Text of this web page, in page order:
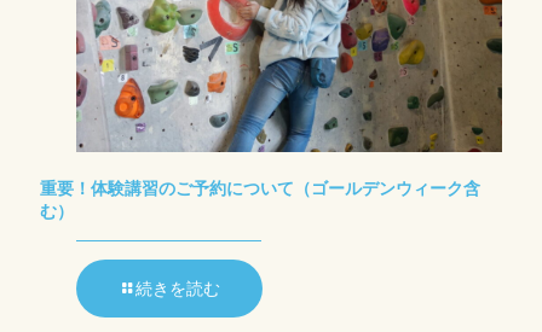
重要！体験講習のご予約について（ゴールデンウィーク含
む）
続きを読む